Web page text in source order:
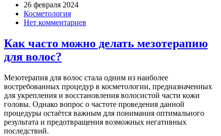
26 февраля 2024
Косметология
Нет комментариев
Как часто можно делать мезотерапию
для волос?
Мезотерапия для волос стала одним из наиболее
востребованных процедур в косметологии, предназначенных
для укрепления и восстановления волосистой части кожи
головы. Однако вопрос о частоте проведения данной
процедуры остаётся важным для понимания оптимального
результата и предотвращения возможных негативных
последствий.